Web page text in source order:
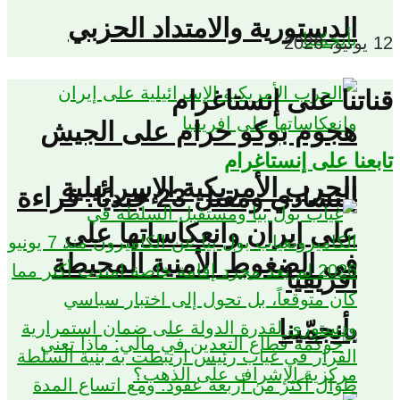
الدستورية والامتداد الحزبي
الحرب الأمريكية الإسرائيلية
على إيران وانعكاساتها على
افريقيا
هجوم بوكو حرام على الجيش
التشادي ومقتل 23 جنديًا: قراءة
في الضغوط الأمنية المحيطة
بأنجمّينا
12 يونيو، 2026
قناتنا على إنستاغرام
تابعنا على إنستاغرام